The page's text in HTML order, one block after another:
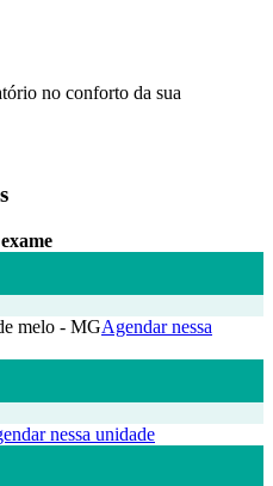
no conforto da sua
melo - MGAgendar nessa
nessa unidade